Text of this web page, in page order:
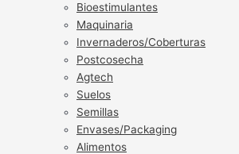
Bioestimulantes
Maquinaria
Invernaderos/Coberturas
Postcosecha
Agtech
Suelos
Semillas
Envases/Packaging
Alimentos